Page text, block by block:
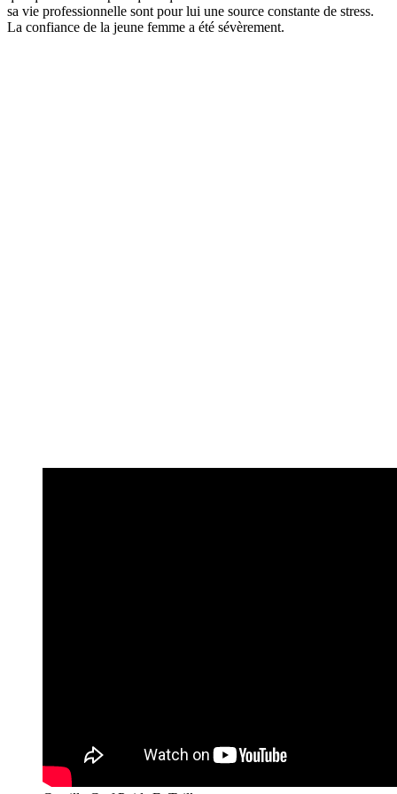
sa vie professionnelle sont pour lui une source constante de stress.
La confiance de la jeune femme a été sévèrement.